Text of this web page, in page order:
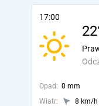
17:00
Opad: 0 mm
Wiatr:
8 km/h